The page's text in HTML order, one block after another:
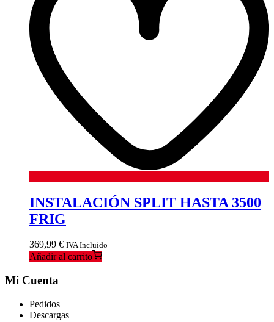
INSTALACIÓN SPLIT HASTA 3500
FRIG
369,99 € IVA Incluido
Añadir al carrito
Mi Cuenta
Pedidos
Descargas